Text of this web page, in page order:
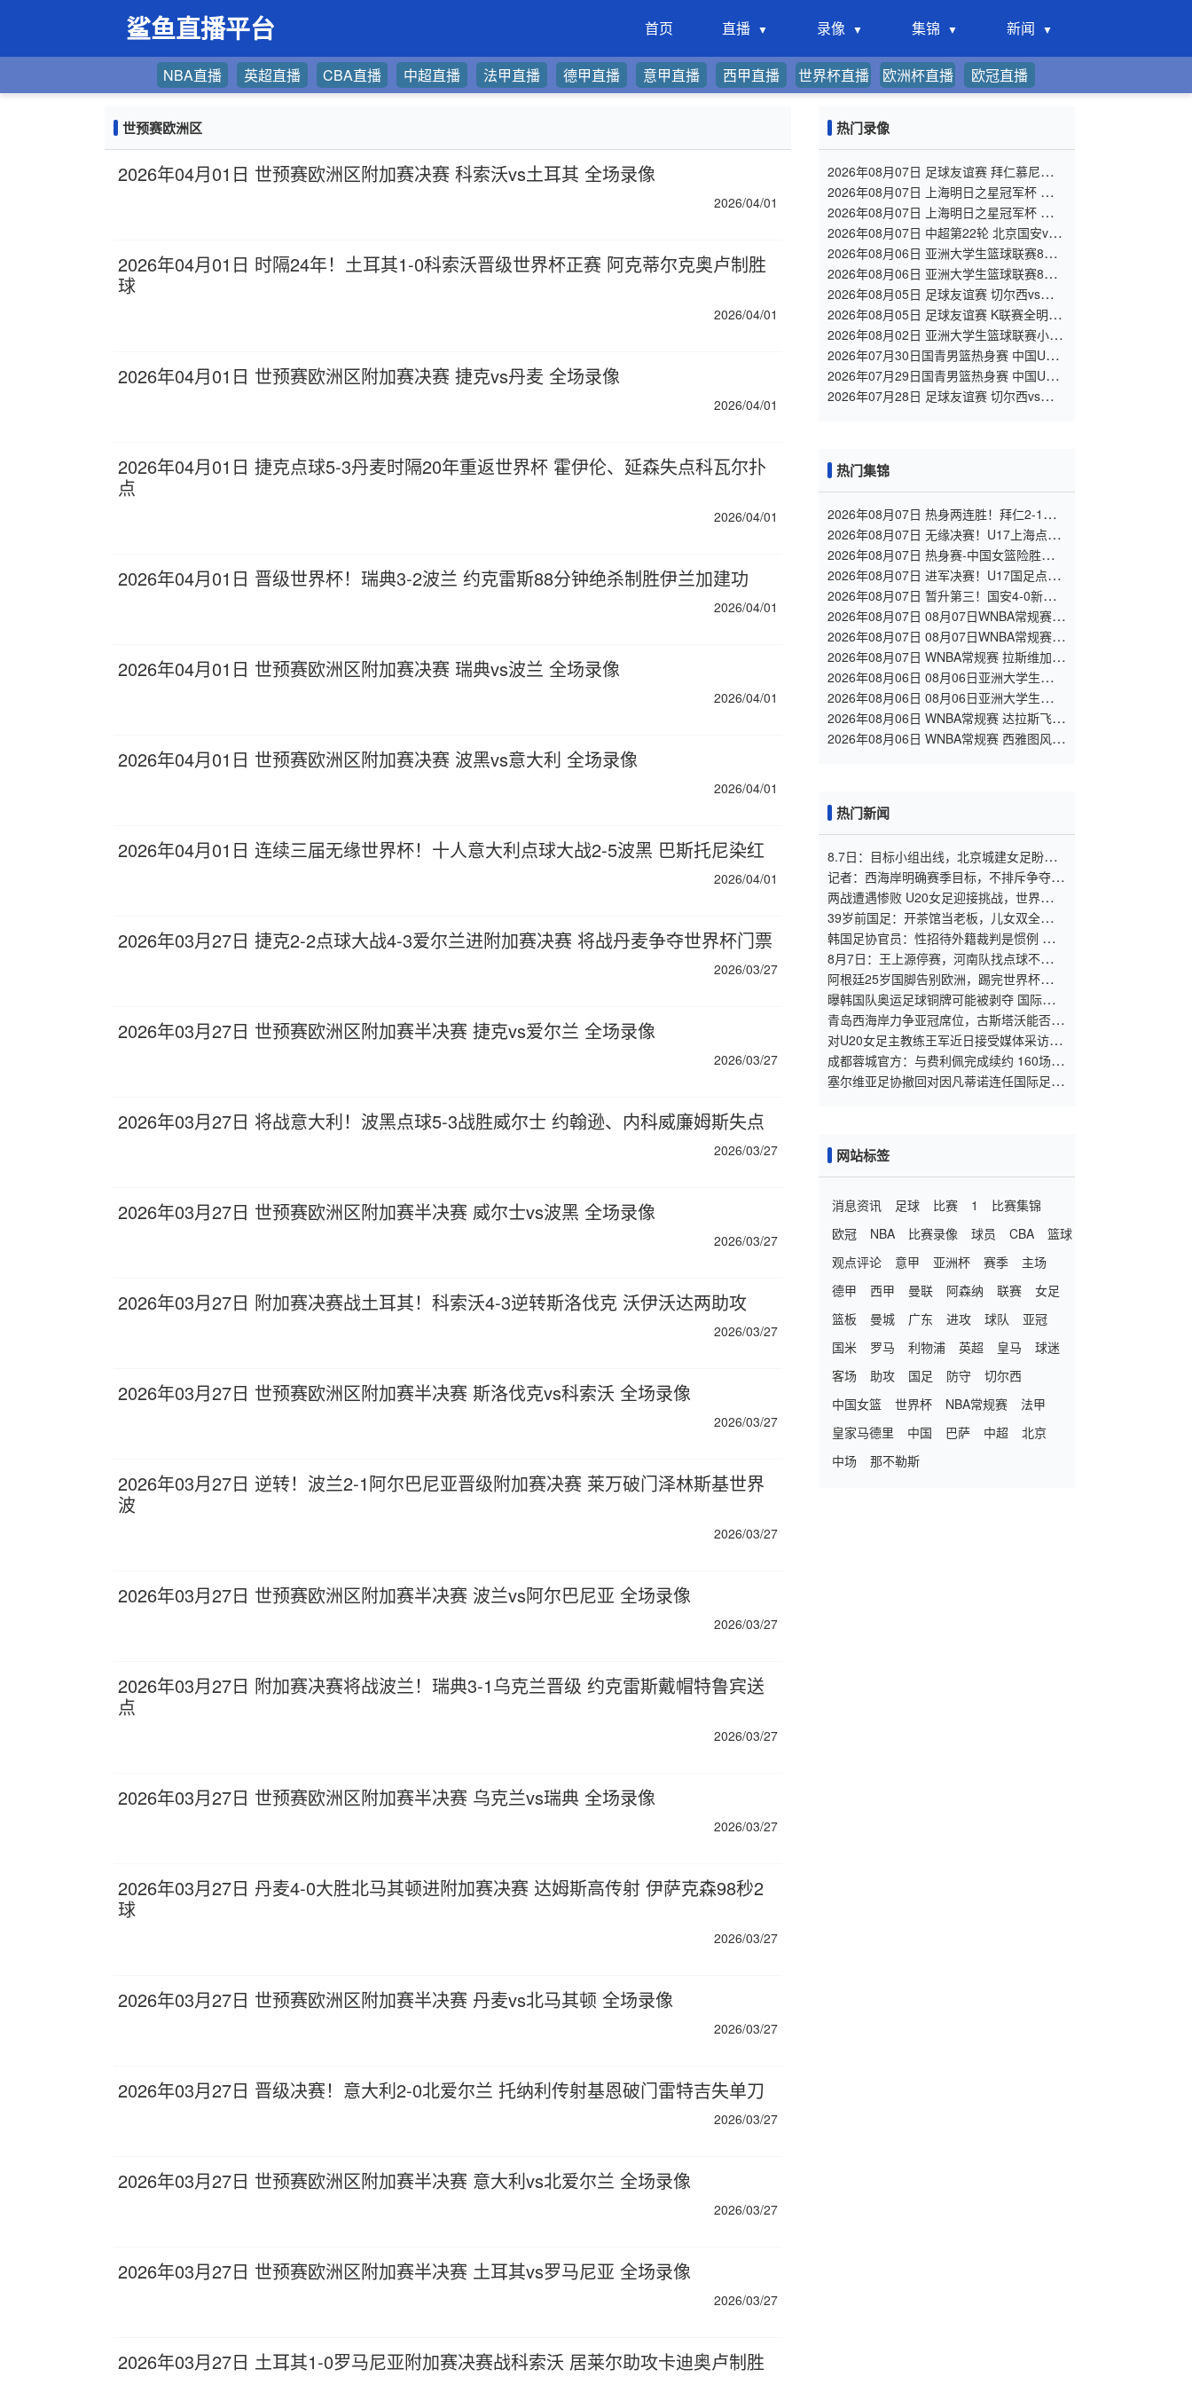
鲨鱼直播平台 首页 直播 录像 集锦 新闻
NBA直播 英超直播 CBA直播 中超直播 法甲直播 德甲直播 意甲直播 西甲直播 世界杯直播 欧洲杯直播 欧冠直播
世预赛欧洲区
2026年04月01日 世预赛欧洲区附加赛决赛 科索沃vs土耳其 全场录像
2026/04/01
2026年04月01日 时隔24年！土耳其1-0科索沃晋级世界杯正赛 阿克蒂尔克奥卢制胜
球
2026/04/01
2026年04月01日 世预赛欧洲区附加赛决赛 捷克vs丹麦 全场录像
2026/04/01
2026年04月01日 捷克点球5-3丹麦时隔20年重返世界杯 霍伊伦、延森失点科瓦尔扑
点
2026/04/01
2026年04月01日 晋级世界杯！瑞典3-2波兰 约克雷斯88分钟绝杀制胜伊兰加建功
2026/04/01
2026年04月01日 世预赛欧洲区附加赛决赛 瑞典vs波兰 全场录像
2026/04/01
2026年04月01日 世预赛欧洲区附加赛决赛 波黑vs意大利 全场录像
2026/04/01
2026年04月01日 连续三届无缘世界杯！十人意大利点球大战2-5波黑 巴斯托尼染红
2026/04/01
2026年03月27日 捷克2-2点球大战4-3爱尔兰进附加赛决赛 将战丹麦争夺世界杯门票
2026/03/27
2026年03月27日 世预赛欧洲区附加赛半决赛 捷克vs爱尔兰 全场录像
2026/03/27
2026年03月27日 将战意大利！波黑点球5-3战胜威尔士 约翰逊、内科威廉姆斯失点
2026/03/27
2026年03月27日 世预赛欧洲区附加赛半决赛 威尔士vs波黑 全场录像
2026/03/27
2026年03月27日 附加赛决赛战土耳其！科索沃4-3逆转斯洛伐克 沃伊沃达两助攻
2026/03/27
2026年03月27日 世预赛欧洲区附加赛半决赛 斯洛伐克vs科索沃 全场录像
2026/03/27
2026年03月27日 逆转！波兰2-1阿尔巴尼亚晋级附加赛决赛 莱万破门泽林斯基世界
波
2026/03/27
2026年03月27日 世预赛欧洲区附加赛半决赛 波兰vs阿尔巴尼亚 全场录像
2026/03/27
2026年03月27日 附加赛决赛将战波兰！瑞典3-1乌克兰晋级 约克雷斯戴帽特鲁宾送
点
2026/03/27
2026年03月27日 世预赛欧洲区附加赛半决赛 乌克兰vs瑞典 全场录像
2026/03/27
2026年03月27日 丹麦4-0大胜北马其顿进附加赛决赛 达姆斯高传射 伊萨克森98秒2
球
2026/03/27
2026年03月27日 世预赛欧洲区附加赛半决赛 丹麦vs北马其顿 全场录像
2026/03/27
2026年03月27日 晋级决赛！意大利2-0北爱尔兰 托纳利传射基恩破门雷特吉失单刀
2026/03/27
2026年03月27日 世预赛欧洲区附加赛半决赛 意大利vs北爱尔兰 全场录像
2026/03/27
2026年03月27日 世预赛欧洲区附加赛半决赛 土耳其vs罗马尼亚 全场录像
2026/03/27
2026年03月27日 土耳其1-0罗马尼亚附加赛决赛战科索沃 居莱尔助攻卡迪奥卢制胜
热门录像
2026年08月07日 足球友谊赛 拜仁慕尼黑vs
阿斯顿维拉 全场录像
2026年08月07日 上海明日之星冠军杯 上海
U17 VS 阿森纳U17 全场录像
2026年08月07日 上海明日之星冠军杯 中国
男足U17 VS 河床U17 全场录像
2026年08月07日 中超第22轮 北京国安vs
深圳新鹏城 全场录像
2026年08月06日 亚洲大学生篮球联赛8强
赛 北京大学 VS 上海交通大学 全场录像
2026年08月06日 亚洲大学生篮球联赛8强
赛 延世大学 VS 政治大学 全场录像
2026年08月05日 足球友谊赛 切尔西vs尤文
图斯 全场录像
2026年08月05日 足球友谊赛 K联赛全明星
vs曼城 全场录像
2026年08月02日 亚洲大学生篮球联赛小组
赛 北京大学 VS 香港中文大学 全场录像
2026年07月30日国青男篮热身赛 中国U18
男篮 - 大卫·安篮球学院 全场录像
2026年07月29日国青男篮热身赛 中国U18
男篮 - 纽纳华丁闪电队 全场录像
2026年07月28日 足球友谊赛 切尔西vs西悉
热门集锦
2026年08月07日 热身两连胜！拜仁2-1维
拉 金玟哉戈麦斯破门迪亚斯替补建功
2026年08月07日 无缘决赛！U17上海点球
3-4枪手U17 李秋甫、李文博失点王启戎扑
2026年08月07日 热身赛-中国女篮险胜尼日
利亚 张子宇24+11 杨舒予12+6
2026年08月07日 进军决赛！U17国足点球
3-1河床U17将战阿森纳 江宇涵替补两扑点
2026年08月07日 暂升第三！国安4-0新鹏
城7轮不败 张玉宁传射达万双响法比奥破门
2026年08月07日 08月07日WNBA常规赛
多伦多节奏 83 - 97 波特兰火焰 集锦
2026年08月07日 08月07日WNBA常规赛
洛杉矶火花 89 - 82 明尼苏达山猫 全场集锦
2026年08月07日 WNBA常规赛 拉斯维加斯
王牌 86 - 84 印第安纳狂热 全场集锦
2026年08月06日 08月06日亚洲大学生篮球
联赛8强赛 北京大学 77 - 79 上海交通大学
2026年08月06日 08月06日亚洲大学生篮球
联赛8强赛 延世大学 67 - 72 政治大学 集锦
2026年08月06日 WNBA常规赛 达拉斯飞翼
92 - 96 华盛顿神秘人 全场集锦
2026年08月06日 WNBA常规赛 西雅图风暴
热门新闻
8.7日：目标小组出线，北京城建女足盼把
亚冠比赛带回北京
记者：西海岸明确赛季目标，不排斥争夺
2027
两战遭遇惨败 U20女足迎接挑战，世界杯出
线压力重重
39岁前国足：开茶馆当老板，儿女双全已财
富自由，妻子还是黄圣依朋友
韩国足协官员：性招待外籍裁判是惯例 这
样他们才能吹好哨
8月7日：王上源停赛，河南队找点球不灵
了，马拉尼昂不会射门，郑智剑指亚冠名额
阿根廷25岁国脚告别欧洲，踢完世界杯即转
会！正值巅峰回归阿超
曝韩国队奥运足球铜牌可能被剥夺 国际足
联处罚时效已过
青岛西海岸力争亚冠席位，古斯塔沃能否提
升表现？
对U20女足主教练王军近日接受媒体采访对
话的解读
成都蓉城官方：与费利佩完成续约 160场84
球队史最佳射手
塞尔维亚足协撤回对因凡蒂诺连任国际足联
网站标签
消息资讯 足球 比赛 1
比赛集锦
欧冠
NBA 比赛录像 球员 CBA
篮球
观点评论
意甲 亚洲杯 赛季
主场
德甲
西甲 曼联 阿森纳 联赛
女足
篮板
曼城 广东 进攻 球队
亚冠
国米
罗马 利物浦 英超 皇马
球迷
客场
助攻 国足 防守
切尔西
中国女篮
世界杯 NBA常规赛
法甲
皇家马德里
中国 巴萨 中超
北京
中场
那不勒斯